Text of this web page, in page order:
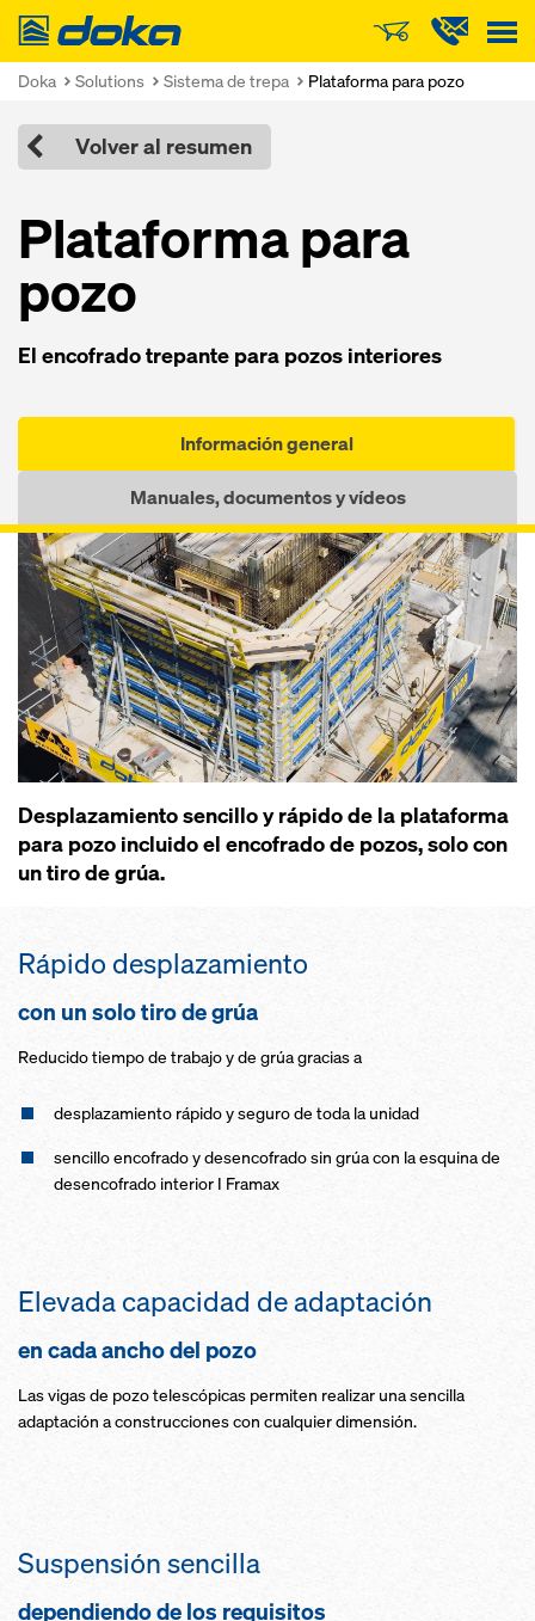
Doka
Doka Solutions Sistema de trepa Plataforma para pozo
Volver al resumen
Plataforma pa­ra
pozo
El encofra­do trepante pa­ra pozos inte­riores
Información general
Manuales, documentos y vídeos
Desplazamiento sencillo y rápido de la plataforma
pa­ra pozo incluido el encofra­do de pozos, solo con
un tiro de grúa.
Rápido desplazamiento
con un solo tiro de grúa
Reducido tiempo de trabajo y de grúa gracias a
desplazamiento rápido y seguro de toda la unidad
sencillo encofra­do y des­encofra­do sin grúa con la esquina de
des­encofra­do inte­rior I Framax
Eleva­da capacidad de adapta­ción
en ca­da ancho del pozo
Las vi­gas de pozo telescópi­cas permiten rea­lizar una sencilla
adapta­ción a construcciones con cualquier dimensión.
Suspensión sencilla
dependiendo de los requisitos